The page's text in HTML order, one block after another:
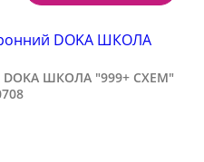
DOKA ШКОЛА "999+ СХЕМ"